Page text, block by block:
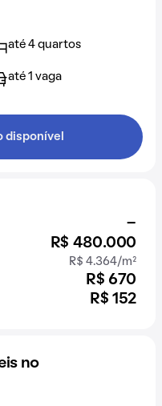
até 4 quartos
até 1 vaga
disponível
-
R$ 480.000
R$ 4.364/m²
R$ 670
R$ 152
no